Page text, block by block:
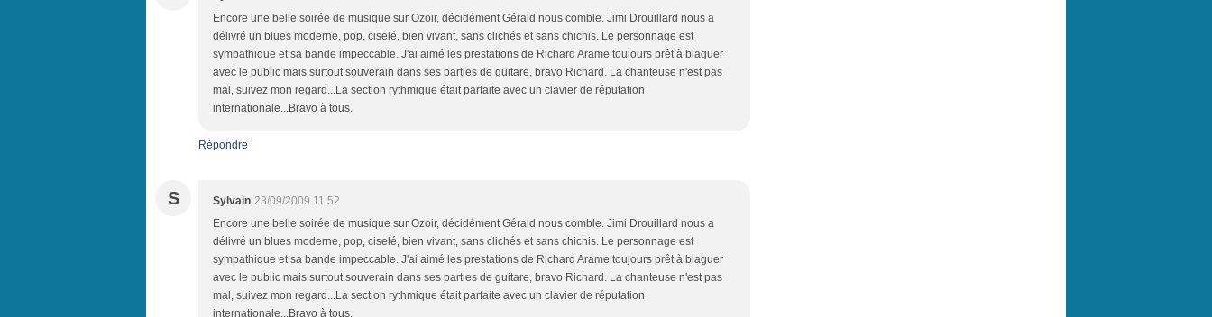
Encore une belle soirée de musique sur Ozoir, décidément Gérald nous comble. Jimi Drouillard nous a
délivré un blues moderne, pop, ciselé, bien vivant, sans clichés et sans chichis. Le personnage est
sympathique et sa bande impeccable. J'ai aimé les prestations de Richard Arame toujours prêt à blaguer
avec le public mais surtout souverain dans ses parties de guitare, bravo Richard. La chanteuse n'est pas
mal, suivez mon regard...La section rythmique était parfaite avec un clavier de réputation
internationale...Bravo à tous.
Répondre
S Sylvain 23/09/2009 11:52
Encore une belle soirée de musique sur Ozoir, décidément Gérald nous comble. Jimi Drouillard nous a
délivré un blues moderne, pop, ciselé, bien vivant, sans clichés et sans chichis. Le personnage est
sympathique et sa bande impeccable. J'ai aimé les prestations de Richard Arame toujours prêt à blaguer
avec le public mais surtout souverain dans ses parties de guitare, bravo Richard. La chanteuse n'est pas
mal, suivez mon regard...La section rythmique était parfaite avec un clavier de réputation
internationale...Bravo à tous.